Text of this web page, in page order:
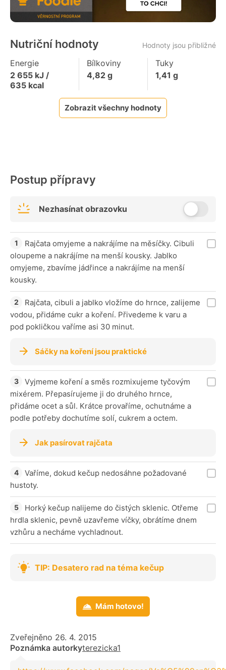
Nutriční hodnoty Hodnoty jsou přibližné
Energie
2 655 kJ /
635 kcal
Bílkoviny
4,82g
Tuky
1,41 g
Zobrazit všechny hodnoty
Postup přípravy
Nezhasínat obrazovku
Rajčata omyjeme a nakrájíme na měsíčky. Cibuli
oloupeme a nakrájíme na menší kousky. Jablko
omyjeme, zbavíme jádřince a nakrájíme na menší
kousky.
Rajčata, cibuli a jablko vložíme do hrnce, zalijeme
vodou, přidáme cukr a koření. Přivedeme k varu a
pod pokličkou vaříme asi 30 minut.
Sáčky na koření jsou praktické
Vyjmeme koření a směs rozmixujeme tyčovým
mixérem. Přepasírujeme ji do druhého hrnce,
přidáme ocet a sůl. Krátce provaříme, ochutnáme a
podle potřeby dochutíme solí, cukrem a octem.
Jak pasírovat rajčata
Vaříme, dokud kečup nedosáhne požadované
hustoty.
Horký kečup nalijeme do čistých sklenic. Otřeme
hrdla sklenic, pevně uzavřeme víčky, obrátíme dnem
vzhůru a necháme vychladnout.
TIP: Desatero rad na téma kečup
Mám hotovo!
Zveřejněno 26. 4. 2015
Poznámka autorkyterezicka1